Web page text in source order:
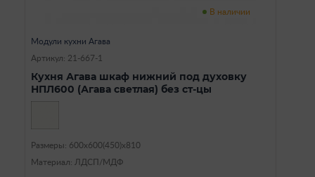
В наличии
Модули кухни Агава
Артикул: 21-667-1
Кухня Агава шкаф нижний под духовку
НПЛ600 (Агава светлая) без ст-цы
Размеры: 600х600(450)х810
Материал: ЛДСП/МДФ